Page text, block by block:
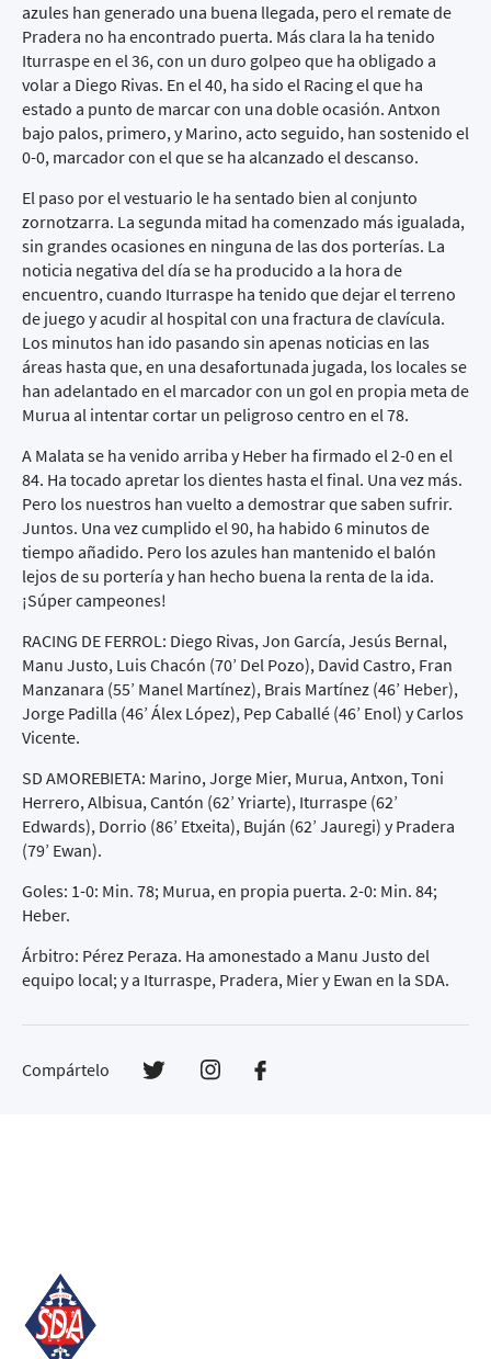
azules han generado una buena llegada, pero el remate de
Pradera no ha encontrado puerta. Más clara la ha tenido
Iturraspe en el 36, con un duro golpeo que ha obligado a
volar a Diego Rivas. En el 40, ha sido el Racing el que ha
estado a punto de marcar con una doble ocasión. Antxon
bajo palos, primero, y Marino, acto seguido, han sostenido el
0-0, marcador con el que se ha alcanzado el descanso.
El paso por el vestuario le ha sentado bien al conjunto
zornotzarra. La segunda mitad ha comenzado más igualada,
sin grandes ocasiones en ninguna de las dos porterías. La
noticia negativa del día se ha producido a la hora de
encuentro, cuando Iturraspe ha tenido que dejar el terreno
de juego y acudir al hospital con una fractura de clavícula.
Los minutos han ido pasando sin apenas noticias en las
áreas hasta que, en una desafortunada jugada, los locales se
han adelantado en el marcador con un gol en propia meta de
Murua al intentar cortar un peligroso centro en el 78.
A Malata se ha venido arriba y Heber ha firmado el 2-0 en el
84. Ha tocado apretar los dientes hasta el final. Una vez más.
Pero los nuestros han vuelto a demostrar que saben sufrir.
Juntos. Una vez cumplido el 90, ha habido 6 minutos de
tiempo añadido. Pero los azules han mantenido el balón
lejos de su portería y han hecho buena la renta de la ida.
¡Súper campeones!
RACING DE FERROL: Diego Rivas, Jon García, Jesús Bernal,
Manu Justo, Luis Chacón (70’ Del Pozo), David Castro, Fran
Manzanara (55’ Manel Martínez), Brais Martínez (46’ Heber),
Jorge Padilla (46’ Álex López), Pep Caballé (46’ Enol) y Carlos
Vicente.
SD AMOREBIETA: Marino, Jorge Mier, Murua, Antxon, Toni
Herrero, Albisua, Cantón (62’ Yriarte), Iturraspe (62’
Edwards), Dorrio (86’ Etxeita), Buján (62’ Jauregi) y Pradera
(79’ Ewan).
Goles: 1-0: Min. 78; Murua, en propia puerta. 2-0: Min. 84;
Heber.
Árbitro: Pérez Peraza. Ha amonestado a Manu Justo del
equipo local; y a Iturraspe, Pradera, Mier y Ewan en la SDA.
Compártelo